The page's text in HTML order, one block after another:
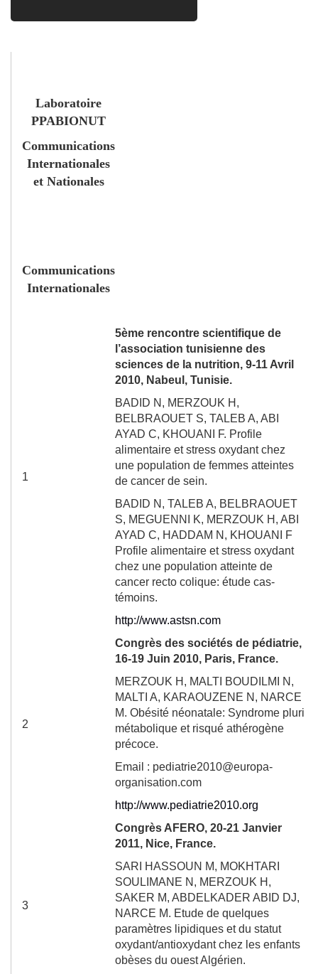
Laboratoire
PPABIONUT
Communications
Internationales
et Nationales
Communications
Internationales
1
5ème rencontre scientifique de
l’association tunisienne des
sciences de la nutrition, 9-11 Avril
2010, Nabeul, Tunisie.
BADID N, MERZOUK H,
BELBRAOUET S, TALEB A, ABI
AYAD C, KHOUANI F. Profile
alimentaire et stress oxydant chez
une population de femmes atteintes
de cancer de sein.
BADID N, TALEB A, BELBRAOUET
S, MEGUENNI K, MERZOUK H, ABI
AYAD C, HADDAM N, KHOUANI F
Profile alimentaire et stress oxydant
chez une population atteinte de
cancer recto colique: étude cas-
témoins.
http://www.astsn.com
2
Congrès des sociétés de pédiatrie,
16-19 Juin 2010, Paris, France.
MERZOUK H, MALTI BOUDILMI N,
MALTI A, KARAOUZENE N, NARCE
M. Obésité néonatale: Syndrome pluri
métabolique et risqué athérogène
précoce.
Email : pediatrie2010@europa-
organisation.com
http://www.pediatrie2010.org
3
Congrès AFERO, 20-21 Janvier
2011, Nice, France.
SARI HASSOUN M, MOKHTARI
SOULIMANE N, MERZOUK H,
SAKER M, ABDELKADER ABID DJ,
NARCE M. Etude de quelques
paramètres lipidiques et du statut
oxydant/antioxydant chez les enfants
obèses du ouest Algérien.